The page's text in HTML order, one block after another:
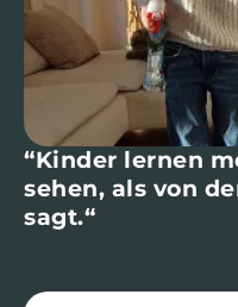
“Kinder lernen
sehen, als von
sagt.“